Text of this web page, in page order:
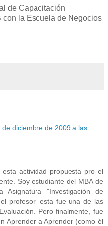
de Capacitación
con la Escuela de Negocios
de diciembre de 2009 a las
actividad propuesta pro el
Soy estudiante del MBA de
"Investigación de
profesor, esta fue una de las
Pero finalmente, fue
Aprender a Aprender (como él